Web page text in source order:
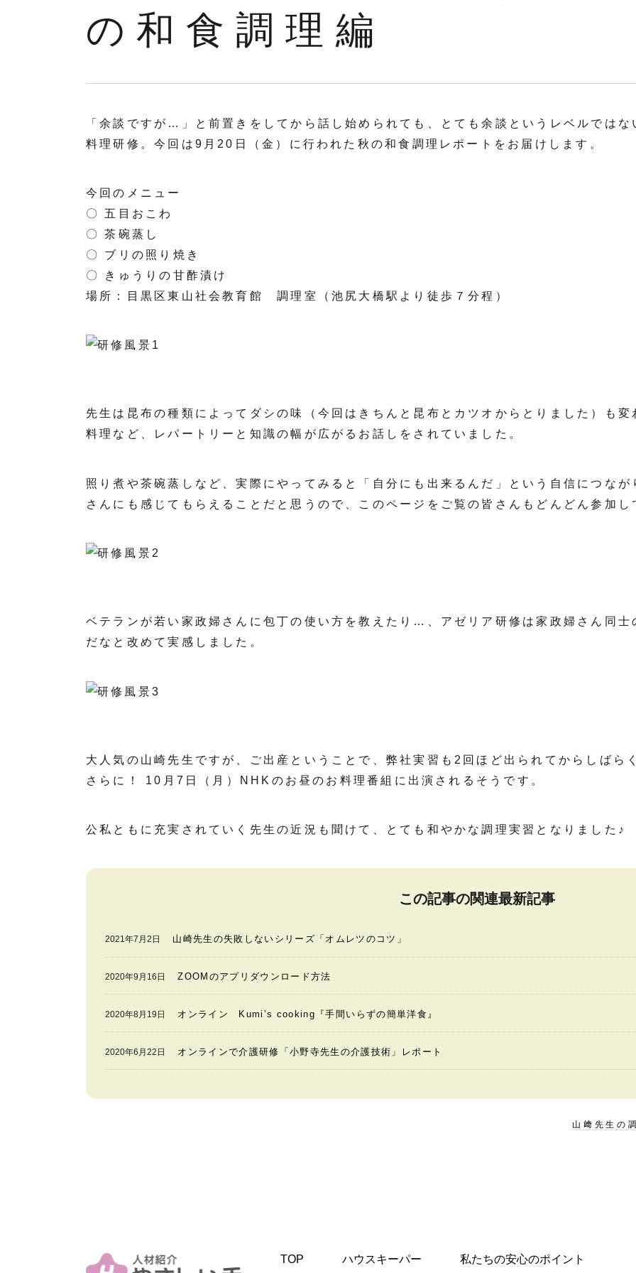
の和食調理編
「余談ですが…」と前置きをしてから話し始められても、とても余談というレベルでは
料理研修。今回は9月20日（金）に行われた秋の和食調理レポートをお届けします。
今回のメニュー
〇 五目おこわ
〇 茶碗蒸し
〇 ブリの照り焼き
〇 きゅうりの甘酢漬け
場所：目黒区東山社会教育館 調理室（池尻大橋駅より徒歩７分程）
先生は昆布の種類によってダシの味（今回はきちんと昆布とカツオからとりました）も
料理など、レパートリーと知識の幅が広がるお話しをされていました。
照り煮や茶碗蒸しなど、実際にやってみると「自分にも出来るんだ」という自信につな
さんにも感じてもらえることだと思うので、このページをご覧の皆さんもどんどん参加し
ベテランが若い家政婦さんに包丁の使い方を教えたり…、アゼリア研修は家政婦さん同
だなと改めて実感しました。
大人気の山崎先生ですが、ご出産ということで、弊社実習も2回ほど出られてからしばら
さらに！ 10月7日（月）NHKのお昼のお料理番組に出演されるそうです。
公私ともに充実されていく先生の近況も聞けて、とても和やかな調理実習となりました♪
この記事の関連最新記事
2021年7月2日 山崎先生の失敗しないシリーズ「オムレツのコツ」
2020年9月16日 ZOOMのアプリダウンロード方法
2020年8月19日 オンライン Kumi’s cooking『手間いらずの簡単洋食』
2020年6月22日 オンラインで介護研修「小野寺先生の介護技術」レポート
山﨑先生の
TOP ハウスキーパー 私たちの安心のポイント